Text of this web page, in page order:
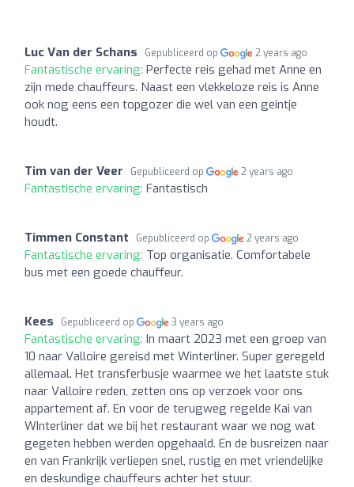
Luc Van der Schans Gepubliceerd op 2 years ago
Fantastische ervaring: Perfecte reis gehad met Anne en
zijn mede chauffeurs. Naast een vlekkeloze reis is Anne
ook nog eens een topgozer die wel van een geintje
houdt.
Tim van der Veer Gepubliceerd op 2 years ago
Fantastische ervaring: Fantastisch
Timmen Constant Gepubliceerd op 2 years ago
Fantastische ervaring: Top organisatie. Comfortabele
bus met een goede chauffeur.
Kees Gepubliceerd op 3 years ago
Fantastische ervaring: In maart 2023 met een groep van
10 naar Valloire gereisd met Winterliner. Super geregeld
allemaal. Het transferbusje waarmee we het laatste stuk
naar Valloire reden, zetten ons op verzoek voor ons
appartement af. En voor de terugweg regelde Kai van
WInterliner dat we bij het restaurant waar we nog wat
gegeten hebben werden opgehaald. En de busreizen naar
en van Frankrijk verliepen snel, rustig en met vriendelijke
en deskundige chauffeurs achter het stuur.